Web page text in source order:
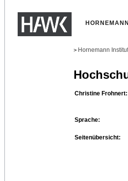
> Hornemann Institut
Christine Frohnert:
Sprache:
Seitenübersicht: